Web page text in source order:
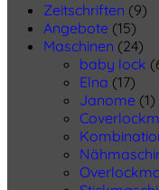
Zeitschriften (9)
Angebote (15)
Maschinen (24)
baby lock
Elna (17)
Janome (1)